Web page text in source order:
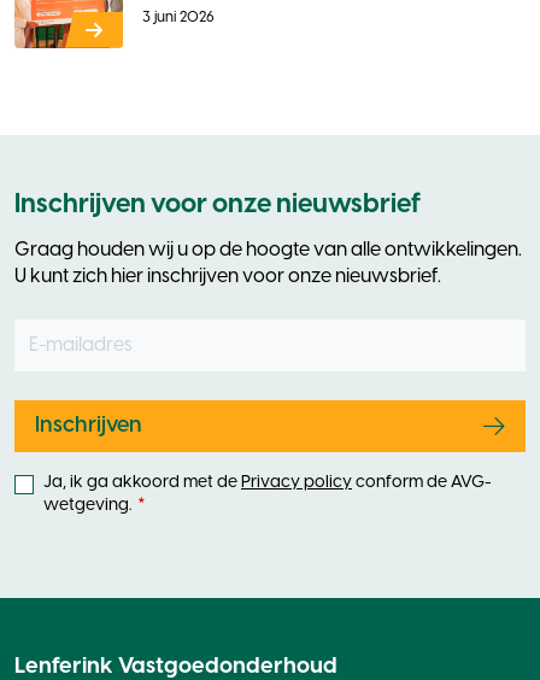
3 juni 2026
Inschrijven voor onze nieuwsbrief
Graag houden wij u op de hoogte van alle ontwikkelingen.
U kunt zich hier inschrijven voor onze nieuwsbrief.
Leave
blank
Inschrijven
Ja, ik ga akkoord met de Privacy policy conform de AVG-
wetgeving.
Lenferink Vastgoedonderhoud